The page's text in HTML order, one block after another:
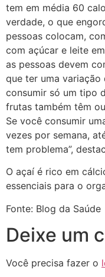
tem em média 60
verdade, o que
pessoas colocam,
com açúcar e leite
as pessoas devem
que ter uma
consumir só um tipo
frutas também têm
Se você consumir
vezes por semana,
tem problema”,
O açaí é rico em
essenciais para o
Fonte: Blog da Saúde
Deixe um
Você precisa fazer o